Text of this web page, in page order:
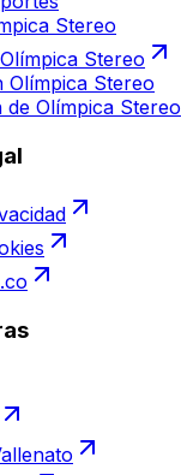
Stereo
Stereo
Olímpica Stereo
Olímpica Stereo